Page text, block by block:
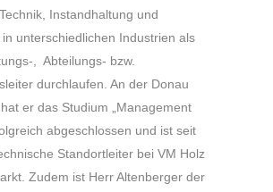
Instandhaltung und
unterschiedlichen Industrien als
, Abteilungs- bzw.
durchlaufen. An der Donau
er das Studium „Management
abgeschlossen und ist seit
Standortleiter bei VM Holz
Zudem ist Herr Altenberger der